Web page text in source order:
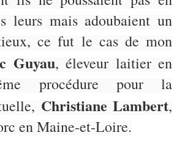
leurs mais adoubaient un
ce fut le cas de mon
Guyau, éleveur laitier en
procédure pour la
Christiane Lambert,
en Maine-et-Loire.